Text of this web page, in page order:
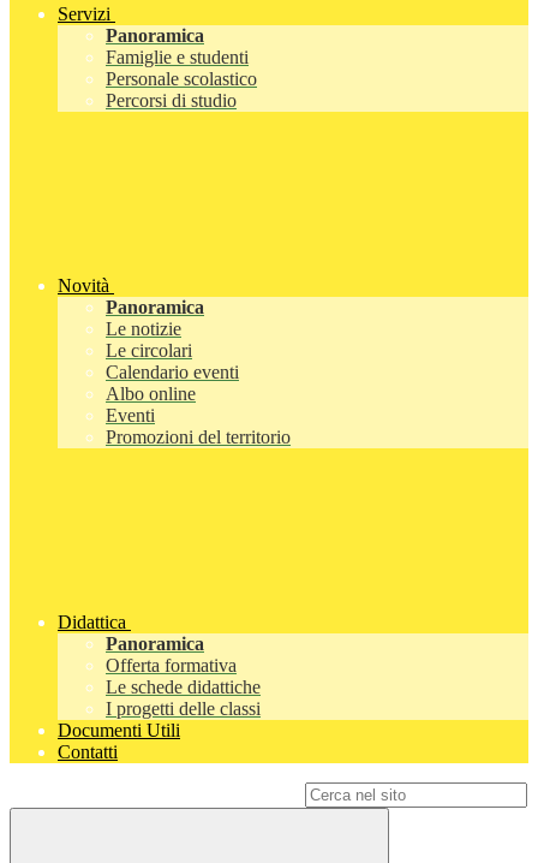
Servizi
Panoramica
Famiglie e studenti
Personale scolastico
Percorsi di studio
Novità
Panoramica
Le notizie
Le circolari
Calendario eventi
Albo online
Eventi
Promozioni del territorio
Didattica
Panoramica
Offerta formativa
Le schede didattiche
I progetti delle classi
Documenti Utili
Contatti